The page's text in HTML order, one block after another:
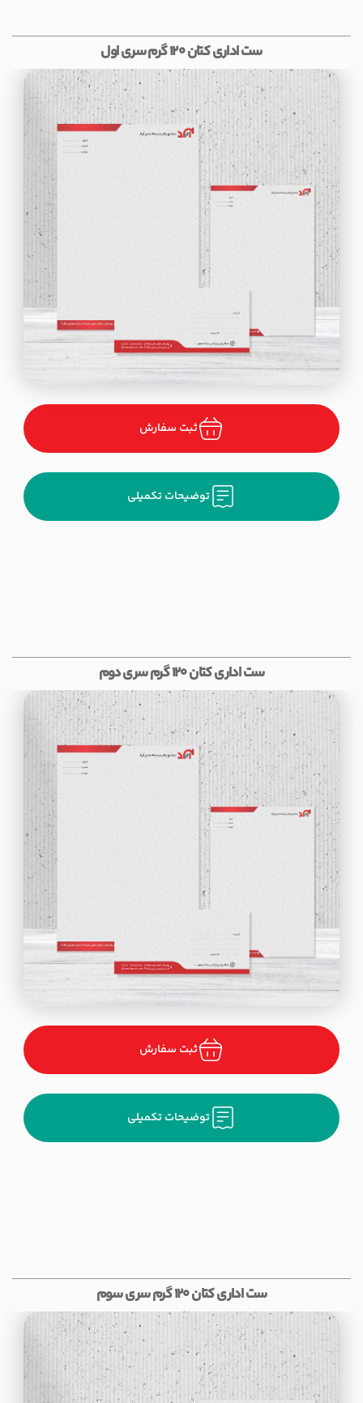
ست اداری کتان 120 گرم سری اول
ثبت سفارش
توضیحات تکمیلی
ست اداری کتان 120 گرم سری دوم
ثبت سفارش
توضیحات تکمیلی
ست اداری کتان 120 گرم سری سوم